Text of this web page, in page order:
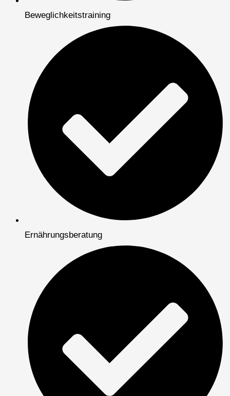
Beweglichkeitstraining
Ernährungsberatung